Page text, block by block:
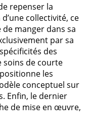
repenser la
collectivité, ce
manger dans sa
par sa
des
soins de courte
les
conceptuel sur
Enfin, le dernier
de mise en œuvre,